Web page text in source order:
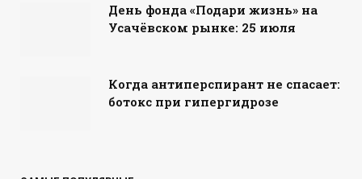
День фонда «Подари жизнь» на
Усачёвском рынке: 25 июля
Когда антиперспирант не спасает:
ботокс при гипергидрозе